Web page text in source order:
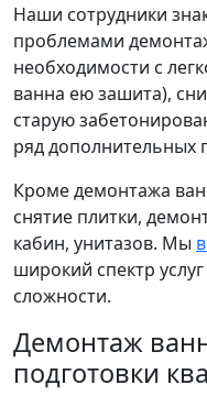
Наши сотрудники
проблемами
необходимости с
ванна ею зашита),
старую
ряд дополнительных
Кроме демонтажа
снятие плитки,
кабин, унитазов. Мы
широкий спектр
сложности.
Демонтаж
подготовки